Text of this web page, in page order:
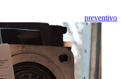
preventivo